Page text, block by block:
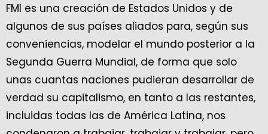
FMI es una creación de Estados Unidos y de
algunos de sus países aliados para, según sus
conveniencias, modelar el mundo posterior a la
Segunda Guerra Mundial, de forma que solo
unas cuantas naciones pudieran desarrollar de
verdad su capitalismo, en tanto a las restantes,
incluidas todas las de América Latina, nos